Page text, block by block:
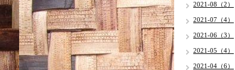
2021-08（2）
2021-07（4）
2021-06（3）
2021-05（4）
2021-04（6）